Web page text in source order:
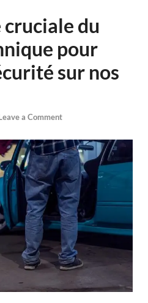
cruciale du
pour
sur nos
a Comment